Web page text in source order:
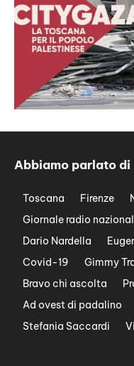
Abbiamo parlato di
Toscana Firenze
Giornale radio
Dario Nardella
Covid-19
Gimmy
Bravo chi ascolta
Ad ovest di padalino
Stefania Saccardi